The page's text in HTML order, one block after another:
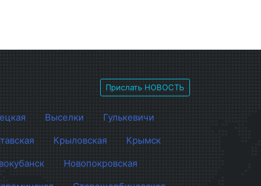
Прислать НОВОСТЬ
Выселки
Гулькевичи
Крыловская
Крымск
Новопокровская